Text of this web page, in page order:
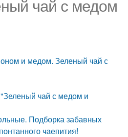
чай с медом
и медом. Зеленый чай с
"Зеленый чай с медом и
Подборка забавных
чаепития!